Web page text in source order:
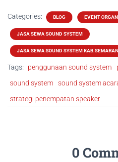
Categories: BLOG EVENT
JASA SEWA SOUND SYSTEM
JASA SEWA SOUND SYSTEM
Tags: penggunaan sound system
sound system
sound system
strategi penempatan speaker
0